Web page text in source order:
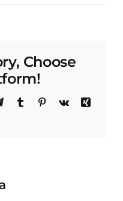
Choose
TelegramTumblrPinterest
Vk
Xing